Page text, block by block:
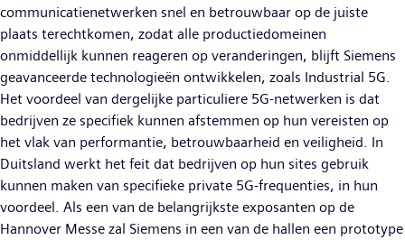
communicatienetwerken snel en betrouwbaar op de juiste
plaats terechtkomen, zodat alle productiedomeinen
onmiddellijk kunnen reageren op veranderingen, blijft Siemens
geavanceerde technologieën ontwikkelen, zoals Industrial 5G.
Het voordeel van dergelijke particuliere 5G-netwerken is dat
bedrijven ze specifiek kunnen afstemmen op hun vereisten op
het vlak van performantie, betrouwbaarheid en veiligheid. In
Duitsland werkt het feit dat bedrijven op hun sites gebruik
kunnen maken van specifieke private 5G-frequenties, in hun
voordeel. Als een van de belangrijkste exposanten op de
Hannover Messe zal Siemens in een van de hallen een prototype